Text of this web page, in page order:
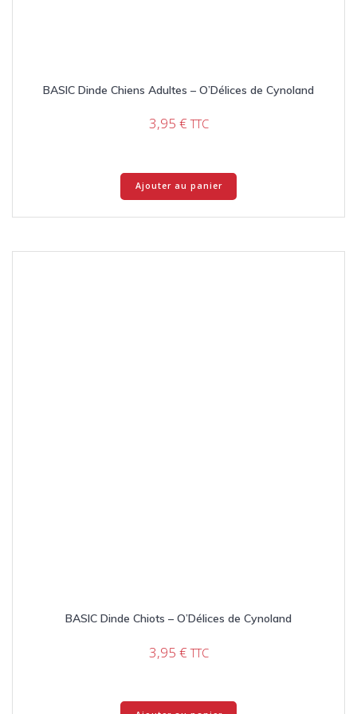
BASIC Dinde Chiens Adultes – O’Délices de Cynoland
3,95 € TTC
Ajouter au panier
BASIC Dinde Chiots – O’Délices de Cynoland
3,95 € TTC